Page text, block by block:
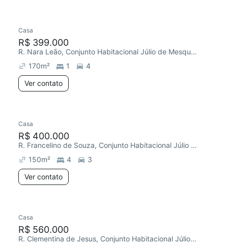
Casa
R$ 399.000
R. Nara Leão, Conjunto Habitacional Júlio de Mesquita Filho
170m² 1
4
Ver contato
Casa
R$ 400.000
R. Francelino de Souza, Conjunto Habitacional Júlio de Mesquita Filho
150m² 4
3
Ver contato
Casa
R$ 560.000
R. Clementina de Jesus, Conjunto Habitacional Júlio de Mesquita Filho